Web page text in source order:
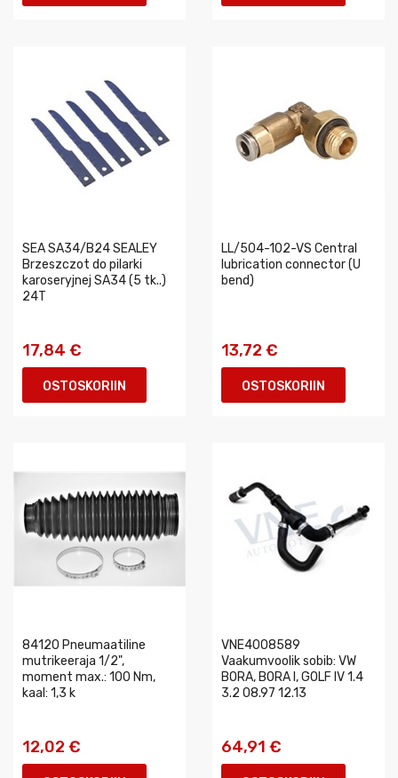
SEA SA34/B24 SEALEY
Brzeszczot do pilarki
karoseryjnej SA34 (5 tk..)
24T
17,84 €
OSTOSKORIIN
LL/504-102-VS Central
lubrication connector (U
bend)
13,72 €
OSTOSKORIIN
84120 Pneumaatiline
mutrikeeraja 1/2",
moment max.: 100 Nm,
kaal: 1,3 k
12,02 €
VNE4008589
Vaakumvoolik sobib: VW
BORA, BORA I, GOLF IV 1.4
3.2 08.97 12.13
64,91 €